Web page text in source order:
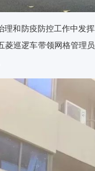
理和防疫防控工作中发
菱巡逻车带领网格管理